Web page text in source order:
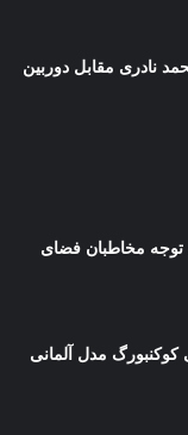
نادری مقابل دوربین
مخاطبان فضای
کوکنبورگ مدل آلمانی